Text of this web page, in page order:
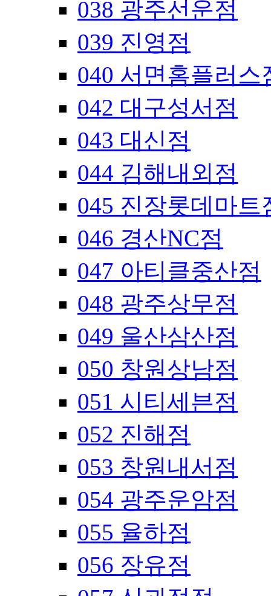
038 광주선운점
039 진영점
040 서면홈플러스
042 대구성서점
043 대신점
044 김해내외점
045 진장롯데마트
046 경산NC점
047 아티클중산점
048 광주상무점
049 울산삼산점
050 창원상남점
051 시티세븐점
052 진해점
053 창원내서점
054 광주운암점
055 율하점
056 장유점